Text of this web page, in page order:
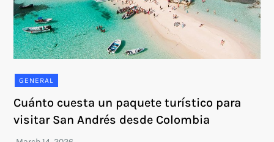
GENERAL
Cuánto cuesta un paquete turístico para
visitar San Andrés desde Colombia